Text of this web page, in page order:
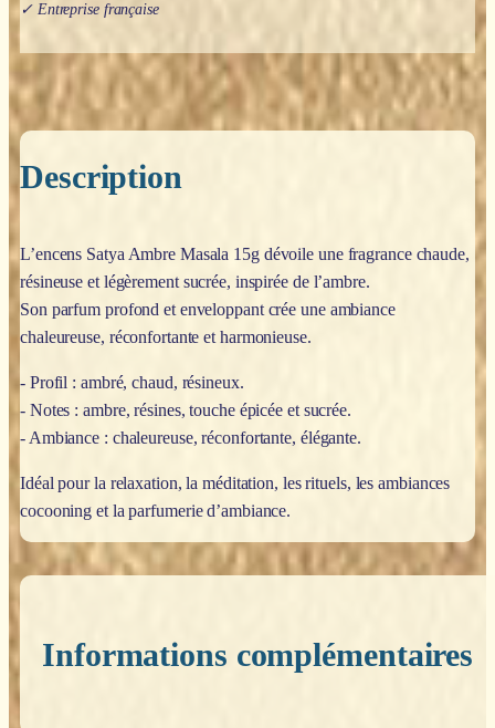
✓ Entreprise française
Description
L’encens Satya Ambre Masala 15g dévoile une fragrance chaude,
résineuse et légèrement sucrée, inspirée de l’ambre.
Son parfum profond et enveloppant crée une ambiance
chaleureuse, réconfortante et harmonieuse.
- Profil : ambré, chaud, résineux.
- Notes : ambre, résines, touche épicée et sucrée.
- Ambiance : chaleureuse, réconfortante, élégante.
Idéal pour la relaxation, la méditation, les rituels, les ambiances
cocooning et la parfumerie d’ambiance.
Informations complémentaires